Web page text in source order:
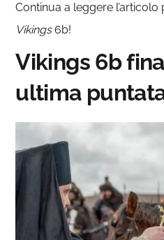
Continua a leggere
Vikings6b!
Vikings 6b
ultima